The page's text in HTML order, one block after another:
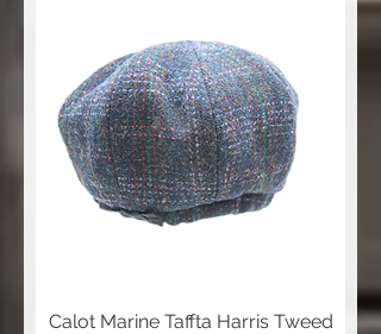
Calot Marine Taffta Harris Tweed